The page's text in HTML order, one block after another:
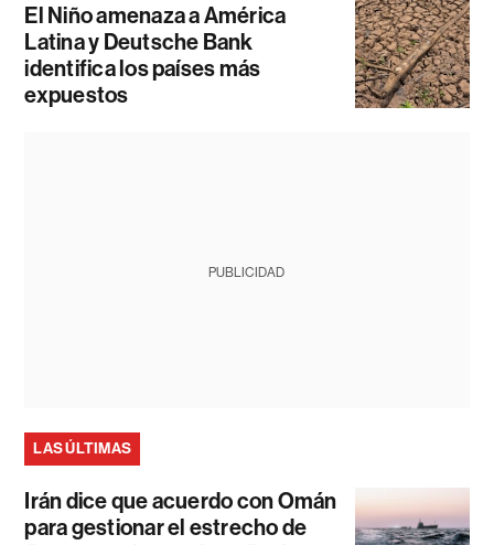
El Niño amenaza a América
Latina y Deutsche Bank
identifica los países más
expuestos
PUBLICIDAD
LAS ÚLTIMAS
Irán dice que acuerdo con Omán
para gestionar el estrecho de